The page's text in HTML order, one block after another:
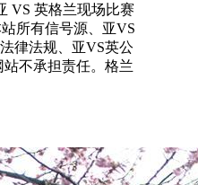
VS 英格兰现场比赛
所有信号源、亚VS
律法规、亚VS英公
不承担责任。格兰